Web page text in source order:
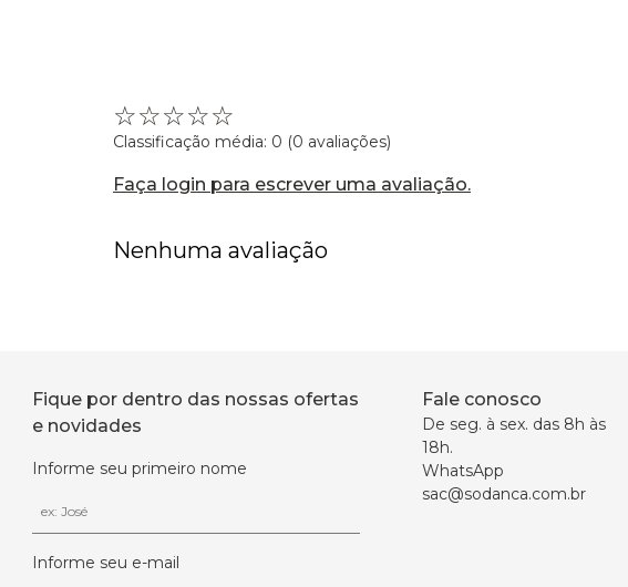
☆☆☆☆☆
Classificação média: 0 (0 avaliações)
Faça login para escrever uma avaliação.
Nenhuma avaliação
Fique por dentro das nossas ofertas
e novidades
Informe seu primeiro nome
Informe seu e-mail
Fale conosco
De seg. à sex. das 8h às
18h.
WhatsApp
sac@sodanca.com.br